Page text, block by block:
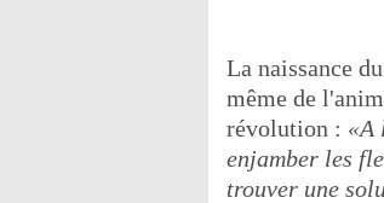
La naissance
même de
révolution : «A
enjamber les
trouver une